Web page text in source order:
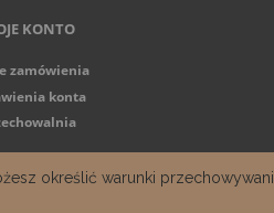
określić warunki
KONTO
zamówienia
konta